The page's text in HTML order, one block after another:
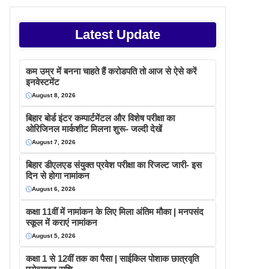
Latest Update
कम उम्र में बनना चाहते हैं करोडपति तो आज से ऐसे करें
इनवेस्टमेंट
August 8, 2026
बिहार बोर्ड इंटर कम्पार्टमेंटल और विशेष परीक्षा का
ओरिजिनल मार्कशीट मिलना शुरू- जल्दी देखें
August 7, 2026
बिहार डीएलएड संयुक्त प्रवेश परीक्षा का रिजल्ट जारी- इस
दिन से होगा नामांकन
August 6, 2026
कक्षा 11वीं में नामांकन के लिए मिला अंतिम मौका | मनपसंद
स्कूल में कराएं नामांकन
August 5, 2026
कक्षा 1 से 12वीं तक का पैसा | साईकिल पोशाक छात्रवृति